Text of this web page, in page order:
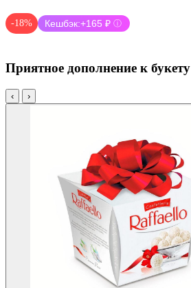
-18% Кешбэк:+165 ₽ ⓘ
Приятное дополнение к букету
‹ ›